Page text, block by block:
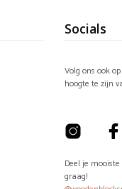
Socials
Volg ons ook
hoogte te zijn
Deel je
graag!